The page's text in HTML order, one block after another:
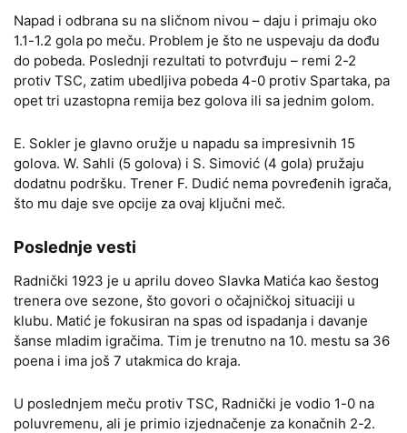
Napad i odbrana su na sličnom nivou – daju i primaju oko
1.1-1.2 gola po meču. Problem je što ne uspevaju da dođu
do pobeda. Poslednji rezultati to potvrđuju – remi 2-2
protiv TSC, zatim ubedljiva pobeda 4-0 protiv Spartaka, pa
opet tri uzastopna remija bez golova ili sa jednim golom.
E. Sokler je glavno oružje u napadu sa impresivnih 15
golova. W. Sahli (5 golova) i S. Simović (4 gola) pružaju
dodatnu podršku. Trener F. Dudić nema povređenih igrača,
što mu daje sve opcije za ovaj ključni meč.
Poslednje vesti
Radnički 1923 je u aprilu doveo Slavka Matića kao šestog
trenera ove sezone, što govori o očajničkoj situaciji u
klubu. Matić je fokusiran na spas od ispadanja i davanje
šanse mladim igračima. Tim je trenutno na 10. mestu sa 36
poena i ima još 7 utakmica do kraja.
U poslednjem meču protiv TSC, Radnički je vodio 1-0 na
poluvremenu, ali je primio izjednačenje za konačnih 2-2.